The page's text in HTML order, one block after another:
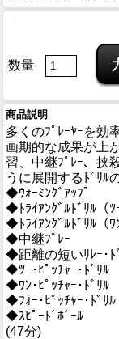
数量
商品説明
多くのﾌﾟﾚｰﾔｰを効
画期的な成果が上
習、中継ﾌﾟﾚｰ、挟
うに展開するﾄﾞﾘﾙ
◆ｳｫｰﾐﾝｸﾞｱｯﾌﾟ
◆ﾄﾗｲｱﾝｸﾞﾙﾄﾞﾘﾙ（ﾂ
◆ﾄﾗｲｱﾝｸﾞﾙﾄﾞﾘﾙ（ﾜ
◆中継ﾌﾟﾚｰ
◆距離の短いﾘﾚｰ･ﾄ
◆ﾂｰ･ﾋﾟｯﾁｬｰ･ﾄﾞﾘﾙ
◆ﾜﾝ･ﾋﾟｯﾁｬｰ･ﾄﾞﾘﾙ
◆ﾌｫｰ･ﾋﾟｯﾁｬｰ･ﾄﾞﾘﾙ
◆ｽﾋﾟｰﾄﾞﾎﾞｰﾙ
(47分)